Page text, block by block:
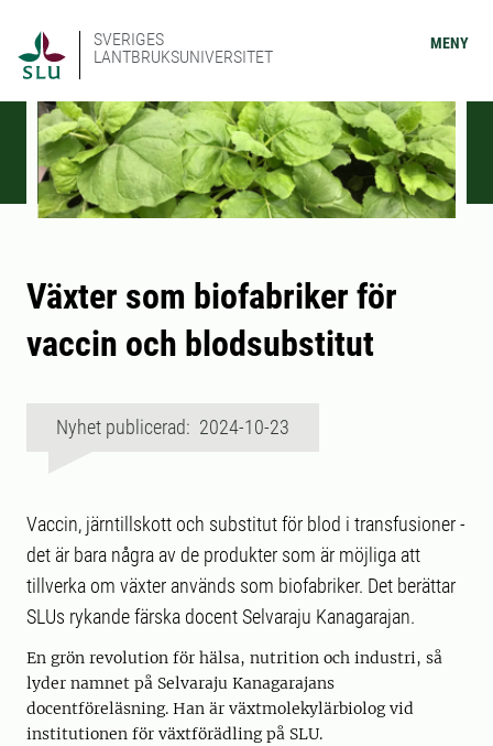
SVERIGES
LANTBRUKSUNIVERSITET
MENY
Växter som biofabriker för
vaccin och blodsubstitut
Nyhet publicerad: 2024-10-23
Vaccin, järntillskott och substitut för blod i transfusioner -
det är bara några av de produkter som är möjliga att
tillverka om växter används som biofabriker. Det berättar
SLUs rykande färska docent Selvaraju Kanagarajan.
En grön revolution för hälsa, nutrition och industri, så
lyder namnet på Selvaraju Kanagarajans
docentföreläsning. Han är växtmolekylärbiolog vid
institutionen för växtförädling på SLU.